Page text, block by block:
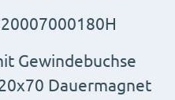
Gewindebuchse
Dauermagnet